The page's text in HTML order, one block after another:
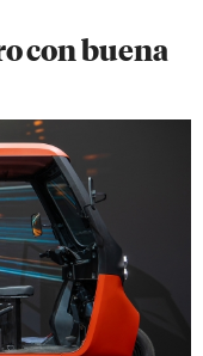
con buena